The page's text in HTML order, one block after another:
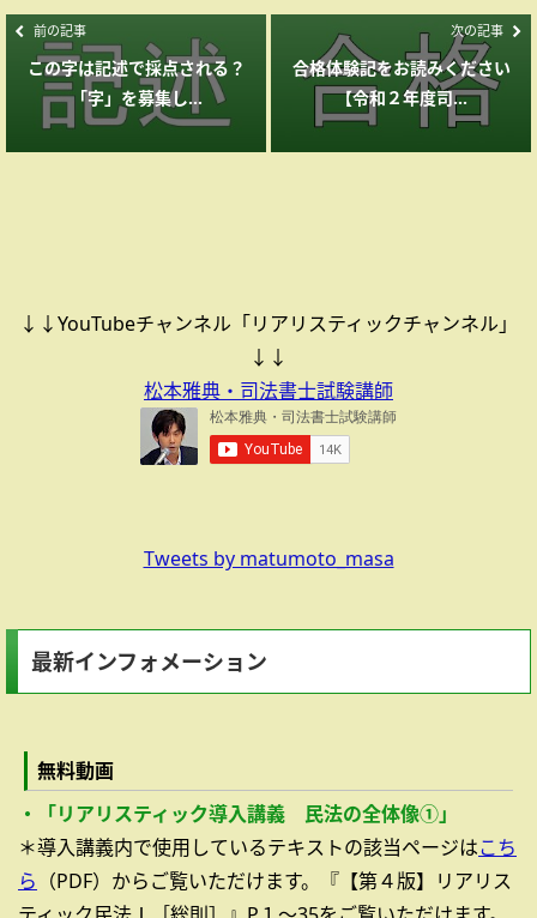
前の記事
この字は記述で採点される？
「字」を募集し...
次の記事
合格体験記をお読みください
【令和２年度司...
↓↓YouTubeチャンネル「リアリスティックチャンネル」
↓↓
松本雅典・司法書士試験講師
Tweets by matumoto_masa
最新インフォメーション
無料動画
・「リアリスティック導入講義 民法の全体像①」
＊導入講義内で使用しているテキストの該当ページはこち
ら （PDF）からご覧いただけます。『【第４版】リアリス